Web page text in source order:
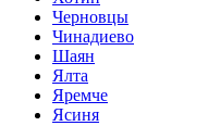
Черновцы
Чинадиево
Шаян
Ялта
Яремче
Ясиня